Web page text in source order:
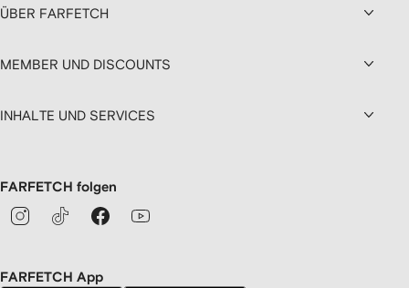
ÜBER FARFETCH
MEMBER UND DISCOUNTS
INHALTE UND SERVICES
FARFETCH folgen
FARFETCH App